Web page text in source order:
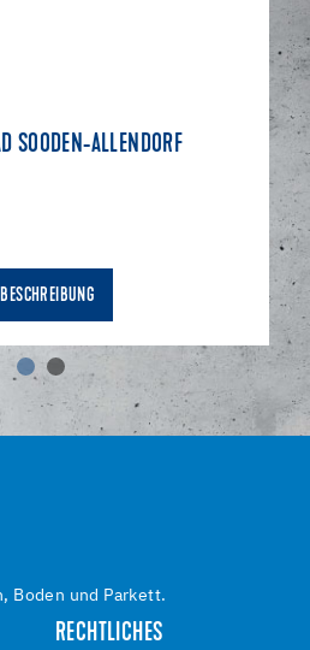
SOODEN-ALLENDORF
Boden und Parkett.
RECHTLICHES